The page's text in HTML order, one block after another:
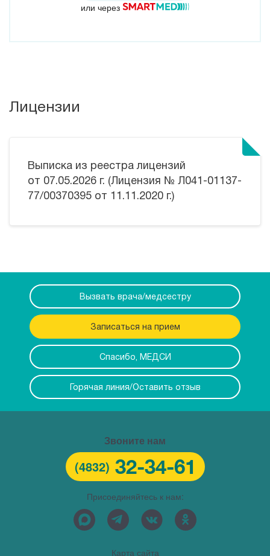
или через
Лицензии
Выписка из реестра лицензий
от 07.05.2026 г. (Лицензия № Л041-01137-
77/00370395 от 11.11.2020 г.)
Вызвать врача/медсестру
Записаться на прием
Спасибо, МЕДСИ
Горячая линия/Оставить отзыв
Звоните нам
(4832) 32-34-61
Присоединяйтесь к нам:
Карта сайта